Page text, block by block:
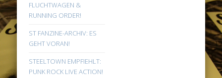
FLUCHTWAGEN &
RUNNING ORDER!
ST FANZINE-ARCHIV: ES
GEHT VORAN!
STEELTOWN EMPFIEHLT:
PUNK ROCK LIVE ACTION!